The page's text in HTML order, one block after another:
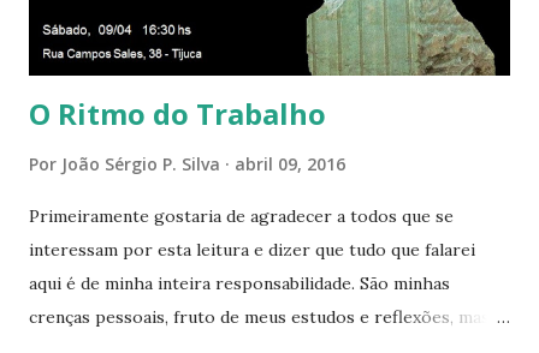
aqui entre, sentirá as vibrações da Divina Harmonia. Há uma
só presença aqui: é a...
O Ritmo do Trabalho
Por João Sérgio P. Silva abril 09, 2016
Primeiramente gostaria de agradecer a todos que se
interessam por esta leitura e dizer que tudo que falarei
aqui é de minha inteira responsabilidade. São minhas
crenças pessoais, fruto de meus estudos e reflexões, mas